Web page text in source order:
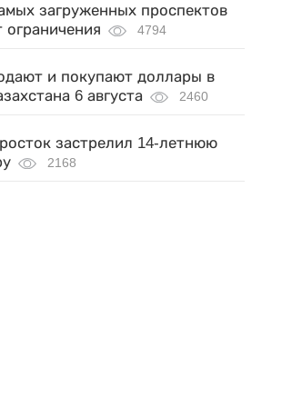
загруженных проспектов
ограничения
4794
и покупают доллары в
6 августа
2460
застрелил 14-летнюю
2168